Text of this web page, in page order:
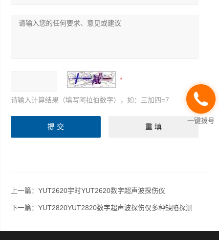
请输入计算结果（填写阿拉伯数字），如：三加四=7
上一篇：YUT2620宇时YUT2620数字超声波探伤仪
下一篇：YUT2820YUT2820数字超声波探伤仪多种缺陷探测
一键拨号